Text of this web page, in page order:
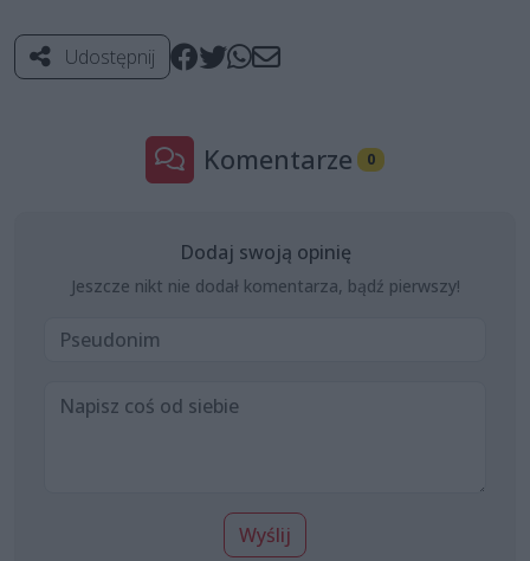
Udostępnij
Komentarze 0
Dodaj swoją opinię
Jeszcze nikt nie dodał komentarza, bądź pierwszy!
Wyślij